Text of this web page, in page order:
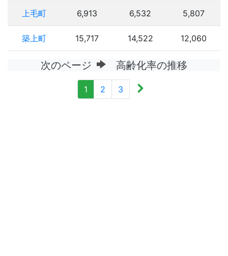
上毛町 6,913 6,532 5,807
築上町 15,717 14,522 12,060
次のページ 高齢化率の推移
1 2 3